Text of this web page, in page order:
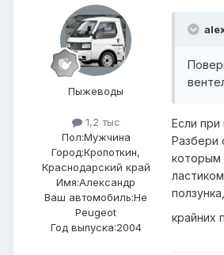
Пыжеводы
1,2 тыс
Пол:Мужчина
Город:Кропоткин,
Краснодарский край
Имя:Александр
Ваш автомобиль:Не
Peugeot
Год выпуска:2004
Если
Разбери
которым
крайних